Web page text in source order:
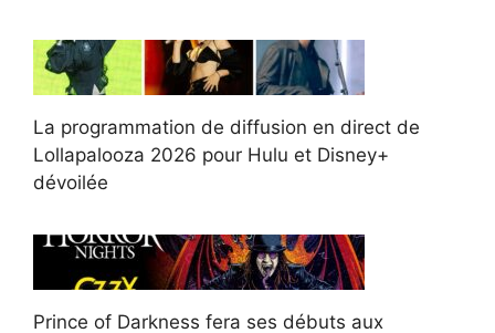
La programmation de diffusion en direct de
Lollapalooza 2026 pour Hulu et Disney+
dévoilée
Prince of Darkness fera ses débuts aux